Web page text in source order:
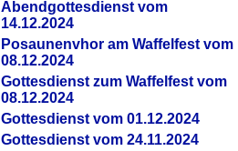
Abendgottesdienst vom
14.12.2024
Posaunenvhor am Waffelfest vom
08.12.2024
Gottesdienst zum Waffelfest vom
08.12.2024
Gottesdienst vom 01.12.2024
Gottesdienst vom 24.11.2024